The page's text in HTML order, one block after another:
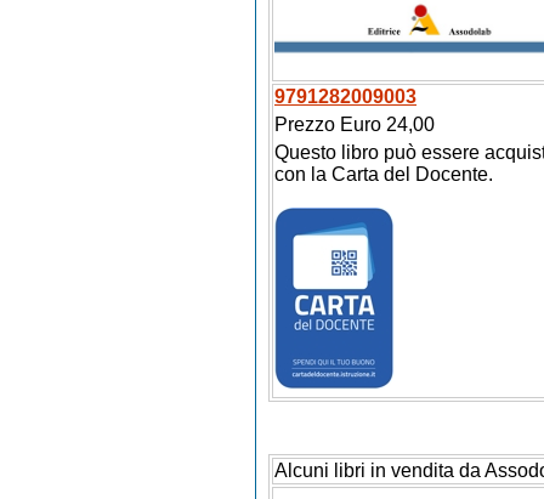
9791282009003
Prezzo Euro 24,00
Questo libro può essere
con la Carta del Docente.
Alcuni libri in vendita da